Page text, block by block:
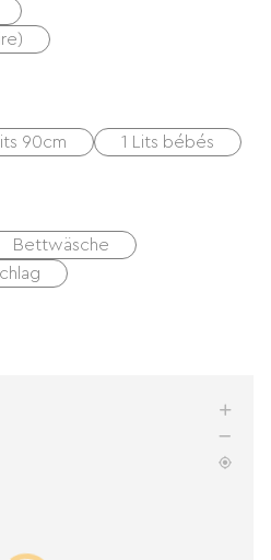
90cm 1 Lits bébés
Bettwäsche